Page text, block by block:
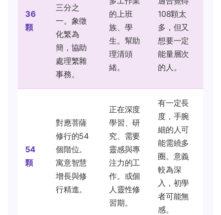
36
顆
三分之
一。象徵
化繁為
簡，協助
處理繁雜
事務。
的上班
族、學
生。幫助
理清頭
緒。
108顆太
多，但又
想要一定
能量層次
的人。
54
顆
對應菩薩
修行的54
個階位。
寓意智慧
增長與修
行精進。
正在深度
學習、研
究、需要
靈感與專
注力的工
作。或個
人靈性修
習期。
有一定長
度，手腕
細的人可
能需繞多
圈。意義
較為深
入，初學
者可能無
感。